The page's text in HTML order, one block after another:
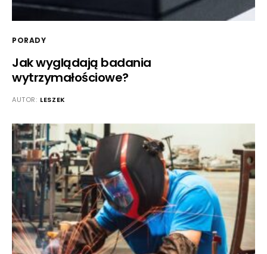
PORADY
Jak wyglądają badania
wytrzymałościowe?
AUTOR: LESZEK